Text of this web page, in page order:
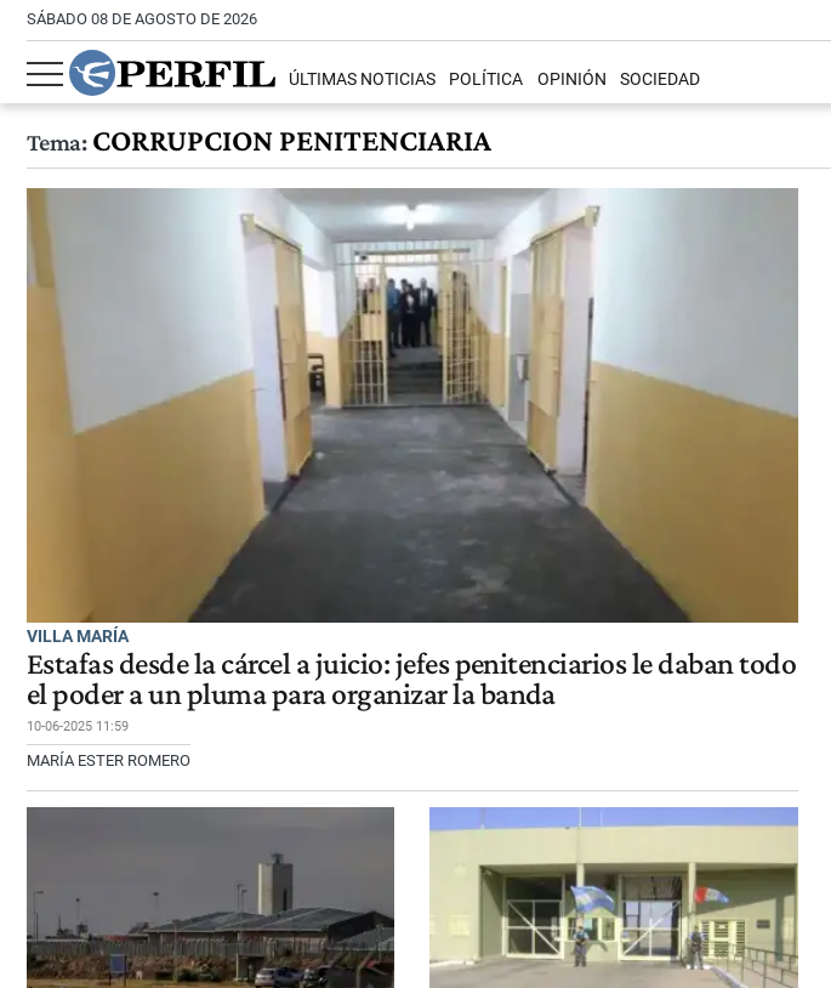
SÁBADO 08 DE AGOSTO DE 2026
ÚLTIMAS NOTICIAS POLÍTICA OPINIÓN SOCIEDAD
Tema:CORRUPCION PENITENCIARIA
VILLA MARÍA
Estafas desde la cárcel a juicio: jefes penitenciarios le daban todo
el poder a un pluma para organizar la banda
10-06-2025 11:59
MARÍA ESTER ROMERO